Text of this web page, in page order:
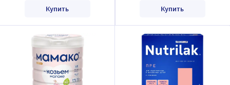
Купить Купить